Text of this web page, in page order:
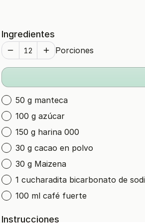
Ingredientes
Porciones
50 g manteca
100 g azúcar
150 g harina 000
30 g cacao en polvo
30 g Maizena
1 cucharadita bicarbonato de
100 ml café fuerte
Instrucciones